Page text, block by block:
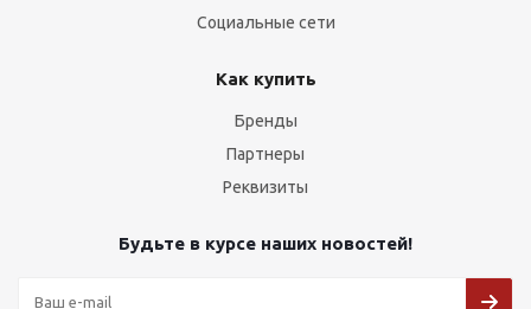
Социальные сети
Как купить
Бренды
Партнеры
Реквизиты
Будьте в курсе наших новостей!